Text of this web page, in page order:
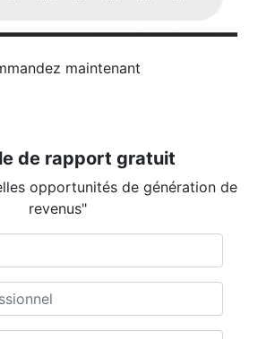
maintenant
de rapport gratuit
opportunités de génération de
revenus"